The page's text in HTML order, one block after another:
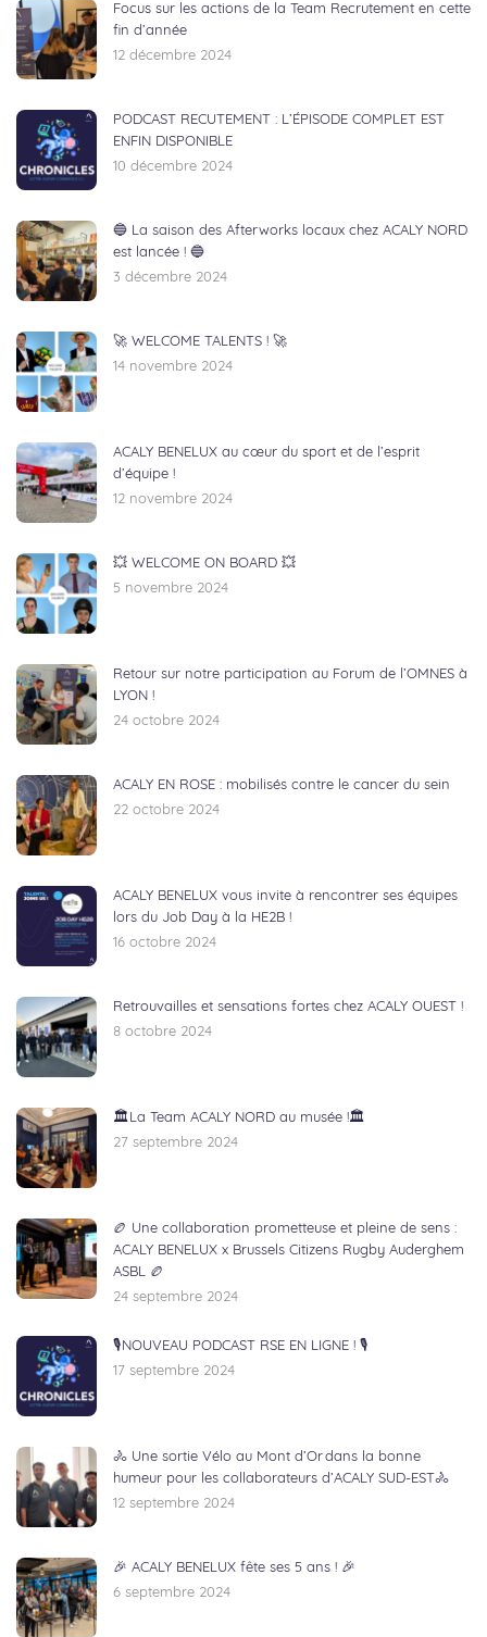
Focus sur les actions de la Team Recrutement en cette
fin d’année
12 décembre 2024
PODCAST RECUTEMENT : L’ÉPISODE COMPLET EST
ENFIN DISPONIBLE
10 décembre 2024
🔵 La saison des Afterworks locaux chez ACALY NORD
est lancée ! 🔵
3 décembre 2024
🚀 WELCOME TALENTS ! 🚀
14 novembre 2024
ACALY BENELUX au cœur du sport et de l’esprit
d’équipe !
12 novembre 2024
💥 WELCOME ON BOARD 💥
5 novembre 2024
Retour sur notre participation au Forum de l’OMNES à
LYON !
24 octobre 2024
ACALY EN ROSE : mobilisés contre le cancer du sein
22 octobre 2024
ACALY BENELUX vous invite à rencontrer ses équipes
lors du Job Day à la HE2B !
16 octobre 2024
Retrouvailles et sensations fortes chez ACALY OUEST !
8 octobre 2024
🏛️La Team ACALY NORD au musée !🏛️
27 septembre 2024
🏉 Une collaboration prometteuse et pleine de sens :
ACALY BENELUX x Brussels Citizens Rugby Auderghem
ASBL 🏉
24 septembre 2024
🎙NOUVEAU PODCAST RSE EN LIGNE ! 🎙
17 septembre 2024
🚴 Une sortie Vélo au Mont d’Or dans la bonne
humeur pour les collaborateurs d’ACALY SUD-EST🚴
12 septembre 2024
🎉 ACALY BENELUX fête ses 5 ans ! 🎉
6 septembre 2024